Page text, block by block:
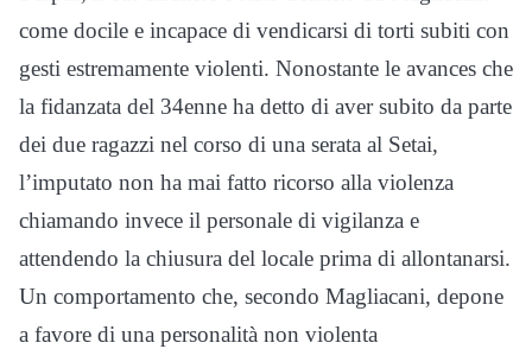
come docile e incapace di vendicarsi di torti subiti con
gesti estremamente violenti. Nonostante le avances che
la fidanzata del 34enne ha detto di aver subito da parte
dei due ragazzi nel corso di una serata al Setai,
l’imputato non ha mai fatto ricorso alla violenza
chiamando invece il personale di vigilanza e
attendendo la chiusura del locale prima di allontanarsi.
Un comportamento che, secondo Magliacani, depone
a favore di una personalità non violenta